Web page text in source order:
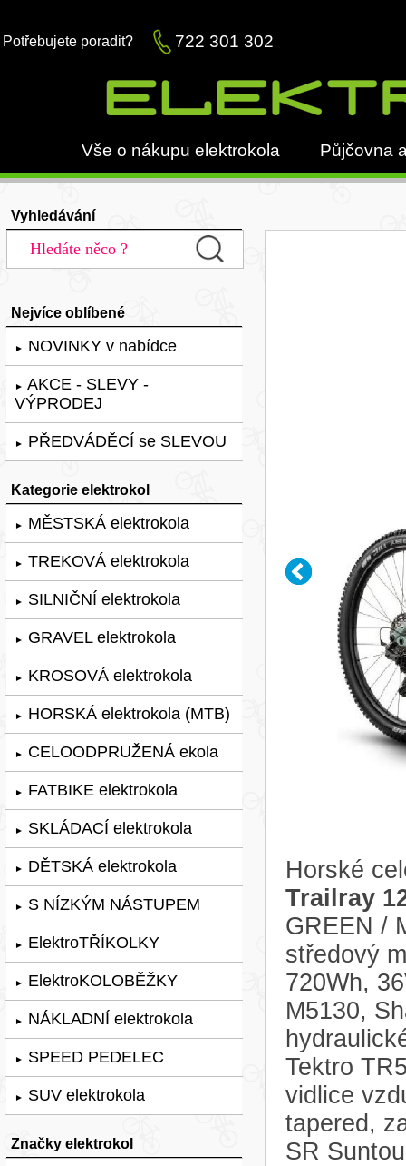
Potřebujete poradit? 722 301 302
Vše o nákupu elektrokola Půjčovna
Vyhledávání
Nejvíce oblíbené
► NOVINKY v nabídce
► AKCE - SLEVY -
VÝPRODEJ
► PŘEDVÁDĚCÍ se SLEVOU
Kategorie elektrokol
► MĚSTSKÁ elektrokola
► TREKOVÁ elektrokola
► SILNIČNÍ elektrokola
► GRAVEL elektrokola
► KROSOVÁ elektrokola
► HORSKÁ elektrokola (MTB)
► CELOODPRUŽENÁ ekola
► FATBIKE elektrokola
► SKLÁDACÍ elektrokola
► DĚTSKÁ elektrokola
► S NÍZKÝM NÁSTUPEM
► ElektroTŘÍKOLKY
► ElektroKOLOBĚŽKY
► NÁKLADNÍ elektrokola
► SPEED PEDELEC
► SUV elektrokola
Značky elektrokol
Horské
Trailray
GREEN /
středový
720Wh,
M5130,
Tektro
vidlice
tapered,
SR